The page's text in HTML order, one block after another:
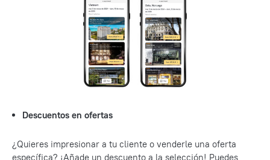
Descuentos en ofertas
¿Quieres impresionar a tu cliente o venderle una oferta
específica? ¡Añade un descuento a la selección! Puedes